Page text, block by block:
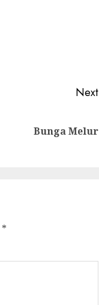
Next
Bunga Melur
*